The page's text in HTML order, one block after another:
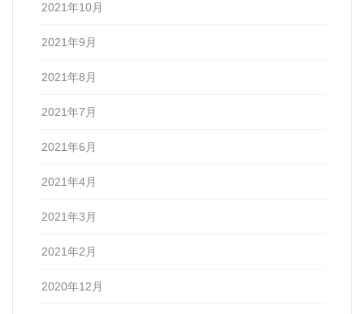
2021年10月
2021年9月
2021年8月
2021年7月
2021年6月
2021年4月
2021年3月
2021年2月
2020年12月